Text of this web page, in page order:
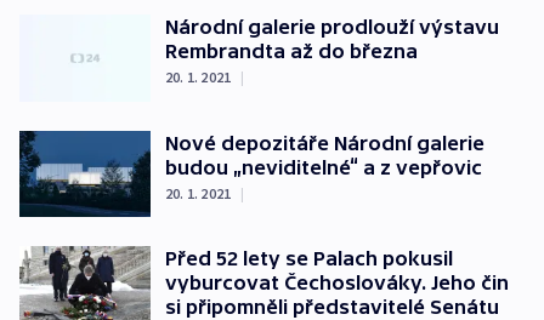
Národní galerie prodlouží výstavu
Rembrandta až do března
20. 1. 2021 |
Nové depozitáře Národní galerie
budou „neviditelné“ a z vepřovic
20. 1. 2021 |
Před 52 lety se Palach pokusil
vyburcovat Čechoslováky. Jeho čin
si připomněli představitelé Senátu